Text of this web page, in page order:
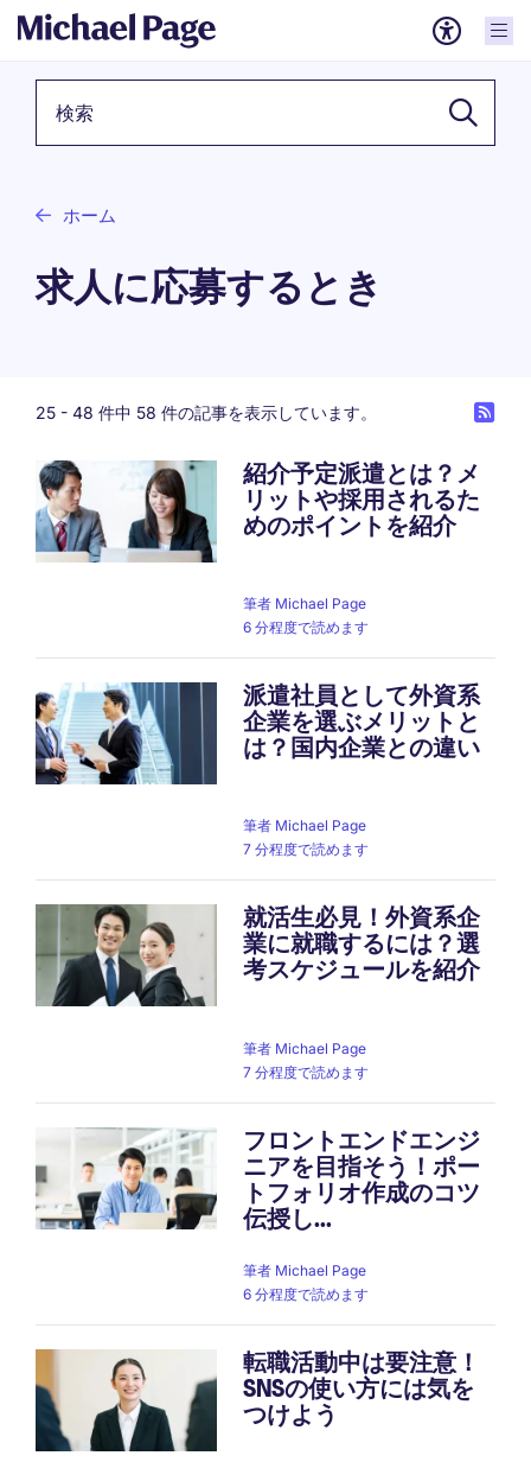
ホーム
求人に応募するとき
25 - 48 件中 58 件の記事を表示しています。
紹介予定派遣とは？メ
リットや採用されるた
めのポイントを紹介
筆者 Michael Page
6 分程度で読めます
派遣社員として外資系
企業を選ぶメリットと
は？国内企業との違い
筆者 Michael Page
7 分程度で読めます
就活生必見！外資系企
業に就職するには？選
考スケジュールを紹介
筆者 Michael Page
7 分程度で読めます
フロントエンドエンジ
ニアを目指そう！ポー
トフォリオ作成のコツ
伝授し...
筆者 Michael Page
6 分程度で読めます
転職活動中は要注意！
SNSの使い方には気を
つけよう
Pagination